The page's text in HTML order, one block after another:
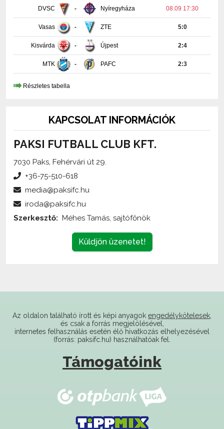
Vasas ZTE 5:0
Kisvárda Újpest 2:4
MTK PAFC 2:3
Részletes tabella
PAKSI FUTBALL CLUB KFT.
7030 Paks, Fehérvári út 29.
Küldjön üzenetet!
internetes felhasználás esetén élő hivatkozás elhelyezésével
(forrás: paksifc.hu) használhatóak fel.
Támogatóink